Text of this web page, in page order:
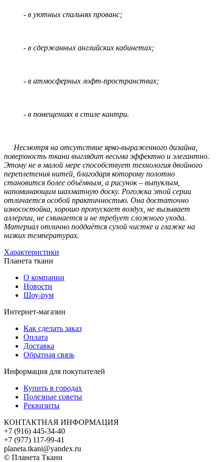
- в уютных спальнях прованс;
- в сдержанных английских кабинетах;
- в атмосферных лофт-пространствах;
- в помещениях в стиле кантри.
Несмотря на отсутствие ярко-выраженного дизайна,
поверхность ткани выглядит весьма эффектно и элегантно.
Этому не в малой мере способствует технология двойного
переплетения нитей, благодаря которому полотно
становится более объёмным, а рисунок – выпуклым,
напоминающим шахматную доску. Рогожка этой серии
отличается особой практичностью. Она достаточно
износостойка, хорошо пропускает воздух, не вызывает
аллергии, не сминается и не требует сложного ухода.
Материал отлично поддаётся сухой чистке и глажке на
низких температурах.
Характеристики
Планета ткани
О компании
Новости
Шоу-рум
Интернет-магазин
Как сделать заказ
Оплата
Доставка
Обратная связь
Информация для покупателей
Купить в городах
Полезные советы
Реквизиты
КОНТАКТНАЯ ИНФОРМАЦИЯ
+7 (916) 445-34-40
+7 (977) 117-99-41
planeta.tkani@yandex.ru
© Планета Ткани